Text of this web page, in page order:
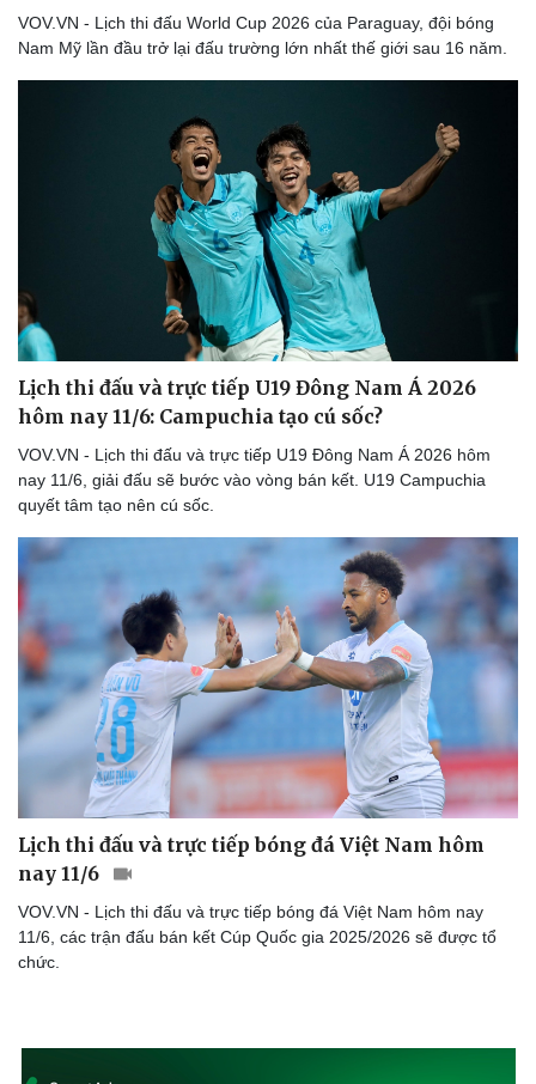
VOV.VN - Lịch thi đấu World Cup 2026 của Paraguay, đội bóng
Nam Mỹ lần đầu trở lại đấu trường lớn nhất thế giới sau 16 năm.
Lịch thi đấu và trực tiếp U19 Đông Nam Á 2026
hôm nay 11/6: Campuchia tạo cú sốc?
VOV.VN - Lịch thi đấu và trực tiếp U19 Đông Nam Á 2026 hôm
nay 11/6, giải đấu sẽ bước vào vòng bán kết. U19 Campuchia
quyết tâm tạo nên cú sốc.
Lịch thi đấu và trực tiếp bóng đá Việt Nam hôm
nay 11/6
VOV.VN - Lịch thi đấu và trực tiếp bóng đá Việt Nam hôm nay
11/6, các trận đấu bán kết Cúp Quốc gia 2025/2026 sẽ được tổ
chức.